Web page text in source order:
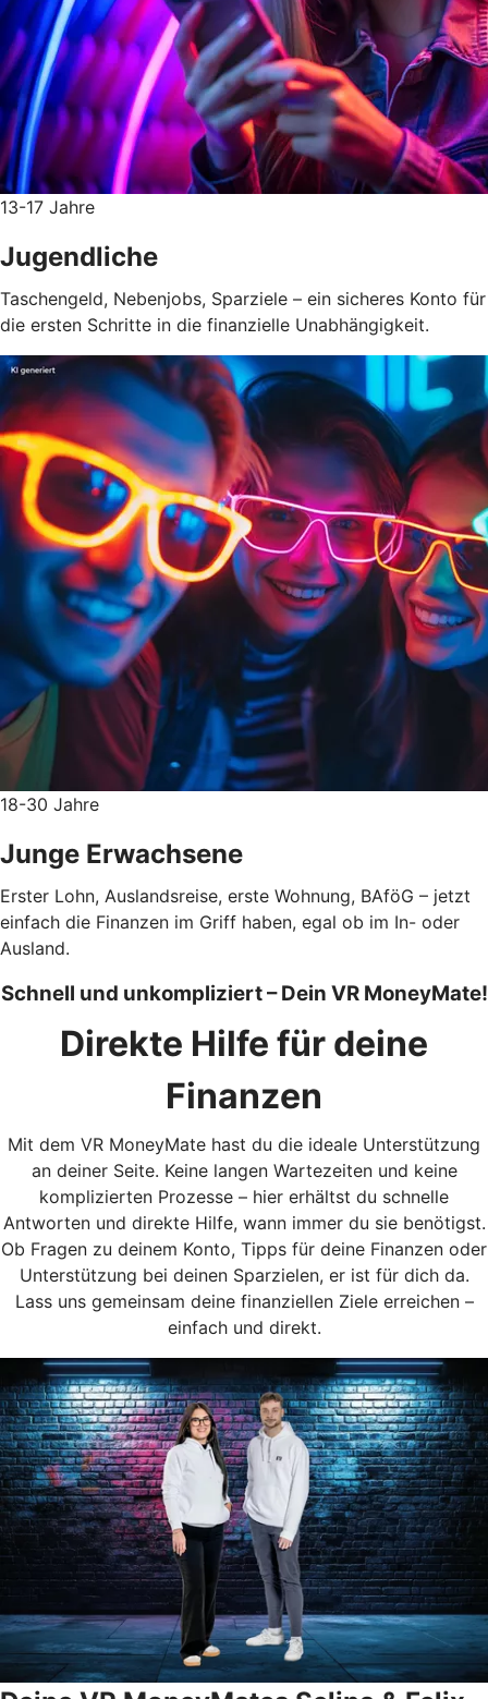
13-17 Jahre
Jugendliche
Taschengeld, Nebenjobs, Sparziele – ein sicheres Konto für
die ersten Schritte in die finanzielle Unabhängigkeit.
18-30 Jahre
Junge Erwachsene
Erster Lohn, Auslandsreise, erste Wohnung, BAföG – jetzt
einfach die Finanzen im Griff haben, egal ob im In- oder
Ausland.
Schnell und unkompliziert – Dein VR MoneyMate!
Direkte Hilfe für deine
Finanzen
Mit dem VR MoneyMate hast du die ideale Unterstützung
an deiner Seite. Keine langen Wartezeiten und keine
komplizierten Prozesse – hier erhältst du schnelle
Antworten und direkte Hilfe, wann immer du sie benötigst.
Ob Fragen zu deinem Konto, Tipps für deine Finanzen oder
Unterstützung bei deinen Sparzielen, er ist für dich da.
Lass uns gemeinsam deine finanziellen Ziele erreichen –
einfach und direkt.